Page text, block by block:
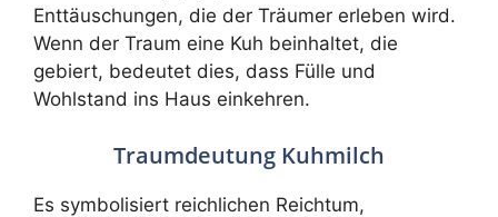
Enttäuschungen, die der Träumer erleben wird.
Wenn der Traum eine Kuh beinhaltet, die
gebiert, bedeutet dies, dass Fülle und
Wohlstand ins Haus einkehren.
Traumdeutung Kuhmilch
Es symbolisiert reichlichen Reichtum,